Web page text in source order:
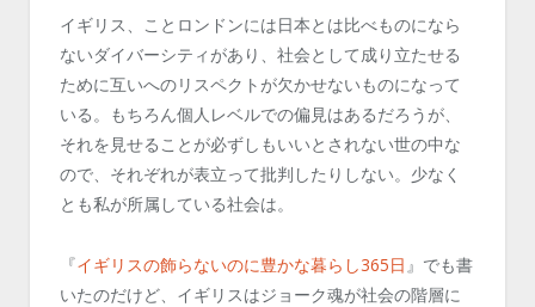
イギリス、ことロンドンには日本とは比べものになら
ないダイバーシティがあり、社会として成り立たせる
ために互いへのリスペクトが欠かせないものになって
いる。もちろん個人レベルでの偏見はあるだろうが、
それを見せることが必ずしもいいとされない世の中な
ので、それぞれが表立って批判したりしない。少なく
とも私が所属している社会は。
『イギリスの飾らないのに豊かな暮らし365日 』でも書
いたのだけど、イギリスはジョーク魂が社会の階層に